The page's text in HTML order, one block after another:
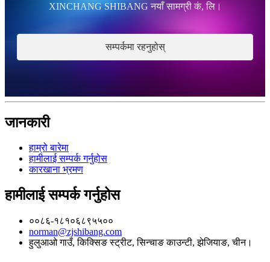
XINCHANG SHIBANG नयाँ सामग्री कं, लि।
सम्पर्कमा रहनुहोस्
जानकारी
हाम्रो बारेमा
हामीलाई सम्पर्क गर्नुहोस
कारखाना भ्रमण
हामीलाई सम्पर्क गर्नुहोस
००८६-१८१०६८९५५००
norman@zjshibang.com
हुलुआओ गाउँ, किक्सिङ स्ट्रीट, सिन्चाङ काउन्टी, झेजियाङ, चीन।